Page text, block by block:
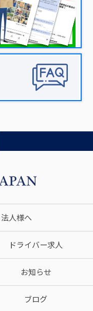
人様へ
ドライバー求人
お知らせ
ブログ